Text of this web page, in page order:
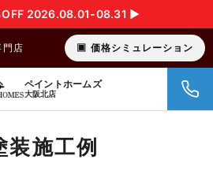
OFF 2026.08.01-08.31 ▶︎
門店 価格シミュレーション
ペイントホームズ
大阪北店
装施工例